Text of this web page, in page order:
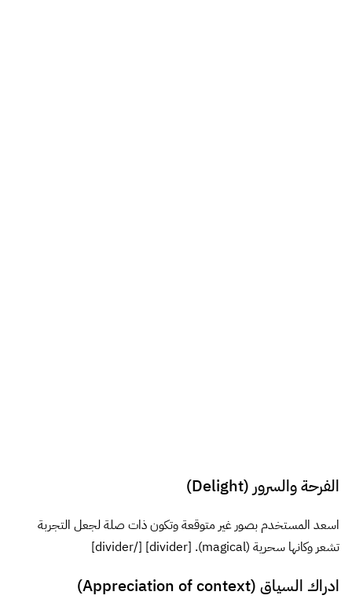
الفرحة والسرور (Delight)
اسعد المستخدم بصور غير متوقعة وتكون ذات صلة لجعل التجربة
تشعر وكانها سحرية (magical). [divider] [/divider]
ادراك السياق (Appreciation of context)